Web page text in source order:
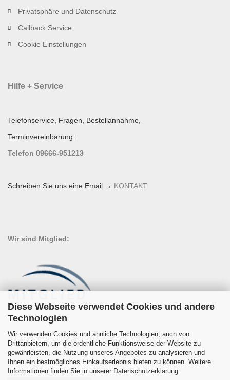
Diese Webseite verwendet Cookies und andere
Technologien
Wir verwenden Cookies und ähnliche Technologien, auch von
Drittanbietern, um die ordentliche Funktionsweise der Website zu
gewährleisten, die Nutzung unseres Angebotes zu analysieren und
Ihnen ein bestmögliches Einkaufserlebnis bieten zu können. Weitere
Informationen finden Sie in unserer Datenschutzerklärung.
Privatsphäre und Datenschutz
Callback Service
Cookie Einstellungen
Hilfe + Service
Telefonservice, Fragen, Bestellannahme,
Terminvereinbarung:
Telefon 09666-951213
Schreiben Sie uns eine Email → KONTAKT
Wir sind Mitglied: